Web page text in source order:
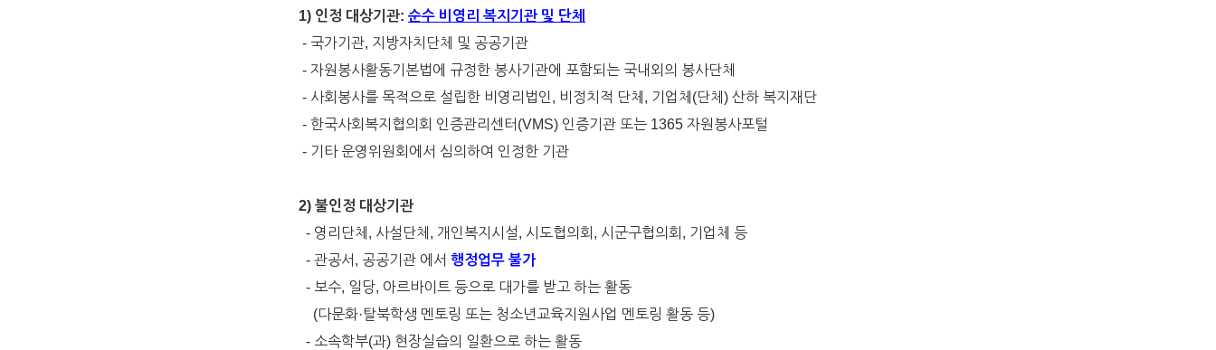
1) 인정 대상기관: 순수 비영리 복지기관 및 단체
- 국가기관, 지방자치단체 및 공공기관
- 자원봉사활동기본법에 규정한 봉사기관에 포함되는 국내외의 봉사단체
- 사회봉사를 목적으로 설립한 비영리법인, 비정치적 단체, 기업체(단체) 산하 복지재단
- 한국사회복지협의회 인증관리센터(VMS) 인증기관 또는 1365 자원봉사포털
- 기타 운영위원회에서 심의하여 인정한 기관
2) 불인정 대상기관
- 영리단체, 사설단체, 개인복지시설, 시도협의회, 시군구협의회, 기업체 등
- 관공서, 공공기관 에서 행정업무 불가
- 보수, 일당, 아르바이트 등으로 대가를 받고 하는 활동
(다문화·탈북학생 멘토링 또는 청소년교육지원사업 멘토링 활동 등)
- 소속학부(과) 현장실습의 일환으로 하는 활동